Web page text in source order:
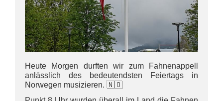
Heute Morgen durften wir zum Fahnenappell
anlässlich des bedeutendsten Feiertags in
Norwegen musizieren. 🇳🇴